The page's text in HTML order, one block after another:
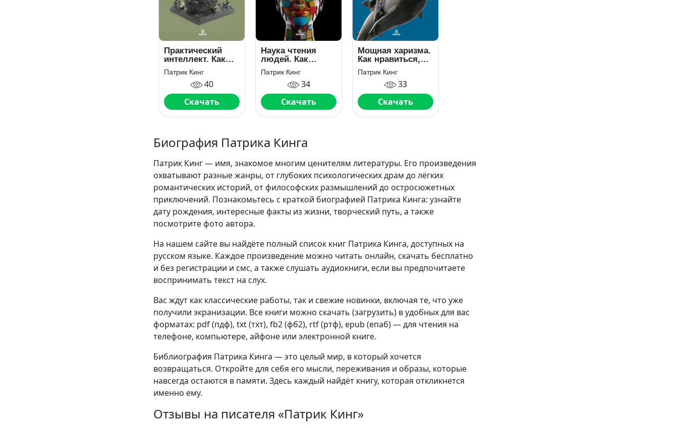
Практический
интеллект. Как
критически
мыслить,
моделировать
ситуации,
глубоко
анализировать и
никогда не
Патрик Кинг
40
Скачать
Наука чтения
людей. Как
понять, что люди
на самом деле
имеют в виду,
когда говорят
Патрик Кинг
34
Скачать
Мощная харизма.
Как нравиться,
очаровывать,
уметь себя
подать и
добиваться
успеха у людей
Патрик Кинг
33
Скачать
Биография Патрика Кинга
Патрик Кинг — имя, знакомое многим ценителям литературы. Его произведения
охватывают разные жанры, от глубоких психологических драм до лёгких
романтических историй, от философских размышлений до остросюжетных
приключений. Познакомьтесь с краткой биографией Патрика Кинга: узнайте
дату рождения, интересные факты из жизни, творческий путь, а также
посмотрите фото автора.
На нашем сайте вы найдёте полный список книг Патрика Кинга, доступных на
русском языке. Каждое произведение можно читать онлайн, скачать бесплатно
и без регистрации и смс, а также слушать аудиокниги, если вы предпочитаете
воспринимать текст на слух.
Вас ждут как классические работы, так и свежие новинки, включая те, что уже
получили экранизации. Все книги можно скачать (загрузить) в удобных для вас
форматах: pdf (пдф), txt (тхт), fb2 (фб2), rtf (ртф), epub (епаб) — для чтения на
телефоне, компьютере, айфоне или электронной книге.
Библиография Патрика Кинга — это целый мир, в который хочется
возвращаться. Откройте для себя его мысли, переживания и образы, которые
навсегда остаются в памяти. Здесь каждый найдёт книгу, которая откликнется
именно ему.
Отзывы на писателя «Патрик Кинг»